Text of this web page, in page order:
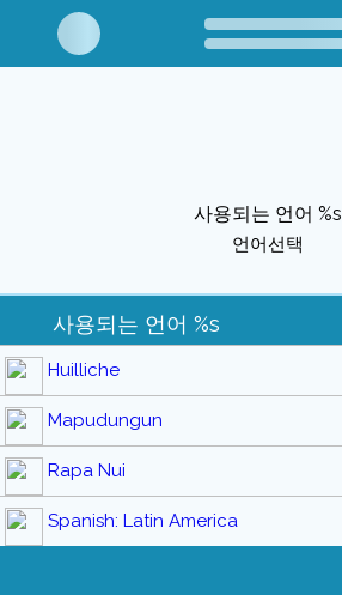
사용되는 언어 %s
언어선택
사용되는 언어 %s
Huilliche
Mapudungun
Rapa Nui
Spanish: Latin America